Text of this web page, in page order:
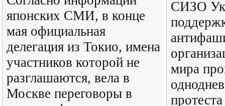
японских СМИ, в конце
мая официальная
делегация из Токио, имена
участников которой не
разглашаются, вела в
Москве переговоры в
СИЗО
мира